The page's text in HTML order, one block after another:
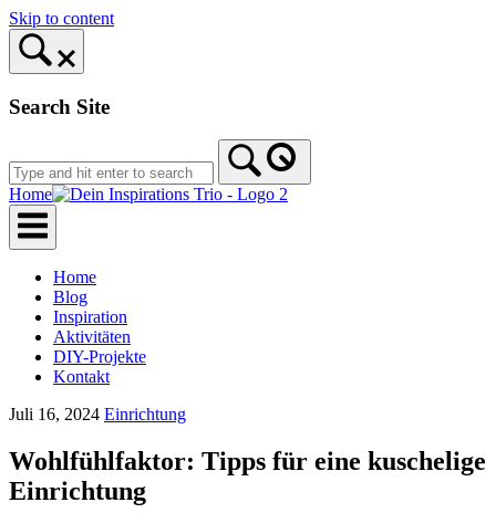
Skip to content
Search Site
Home
Home
Blog
Inspiration
Aktivitäten
DIY-Projekte
Kontakt
Juli 16, 2024 Einrichtung
Wohlfühlfaktor: Tipps für eine kuschelige
Einrichtung